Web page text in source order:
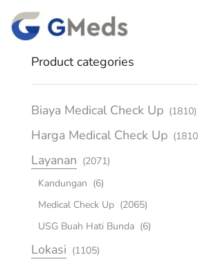
Product categories
Biaya Medical Check Up (1810)
Harga Medical Check Up
Layanan (2071)
Kandungan (6)
Medical Check Up (2065)
USG Buah Hati Bunda (6)
Lokasi (1105)